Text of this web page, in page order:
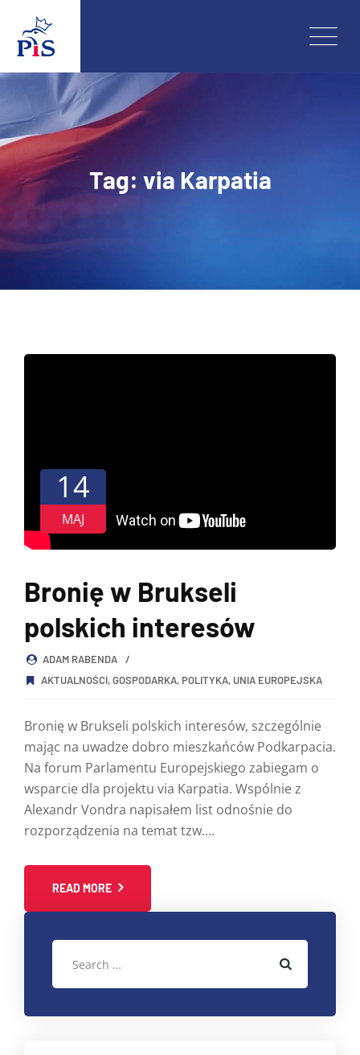
content
Tag: via Karpatia
14
MAJ
Bronię w Brukseli
polskich interesów
ADAM RABENDA
AKTUALNOŚCI,GOSPODARKA, POLITYKA, UNIA EUROPEJSKA
Bronię w Brukseli polskich interesów, szczególnie
mając na uwadze dobro mieszkańców Podkarpacia.
Na forum Parlamentu Europejskiego zabiegam o
wsparcie dla projektu via Karpatia. Wspólnie z
Alexandr Vondra napisałem list odnośnie do
rozporządzenia na temat tzw.…
READ MORE